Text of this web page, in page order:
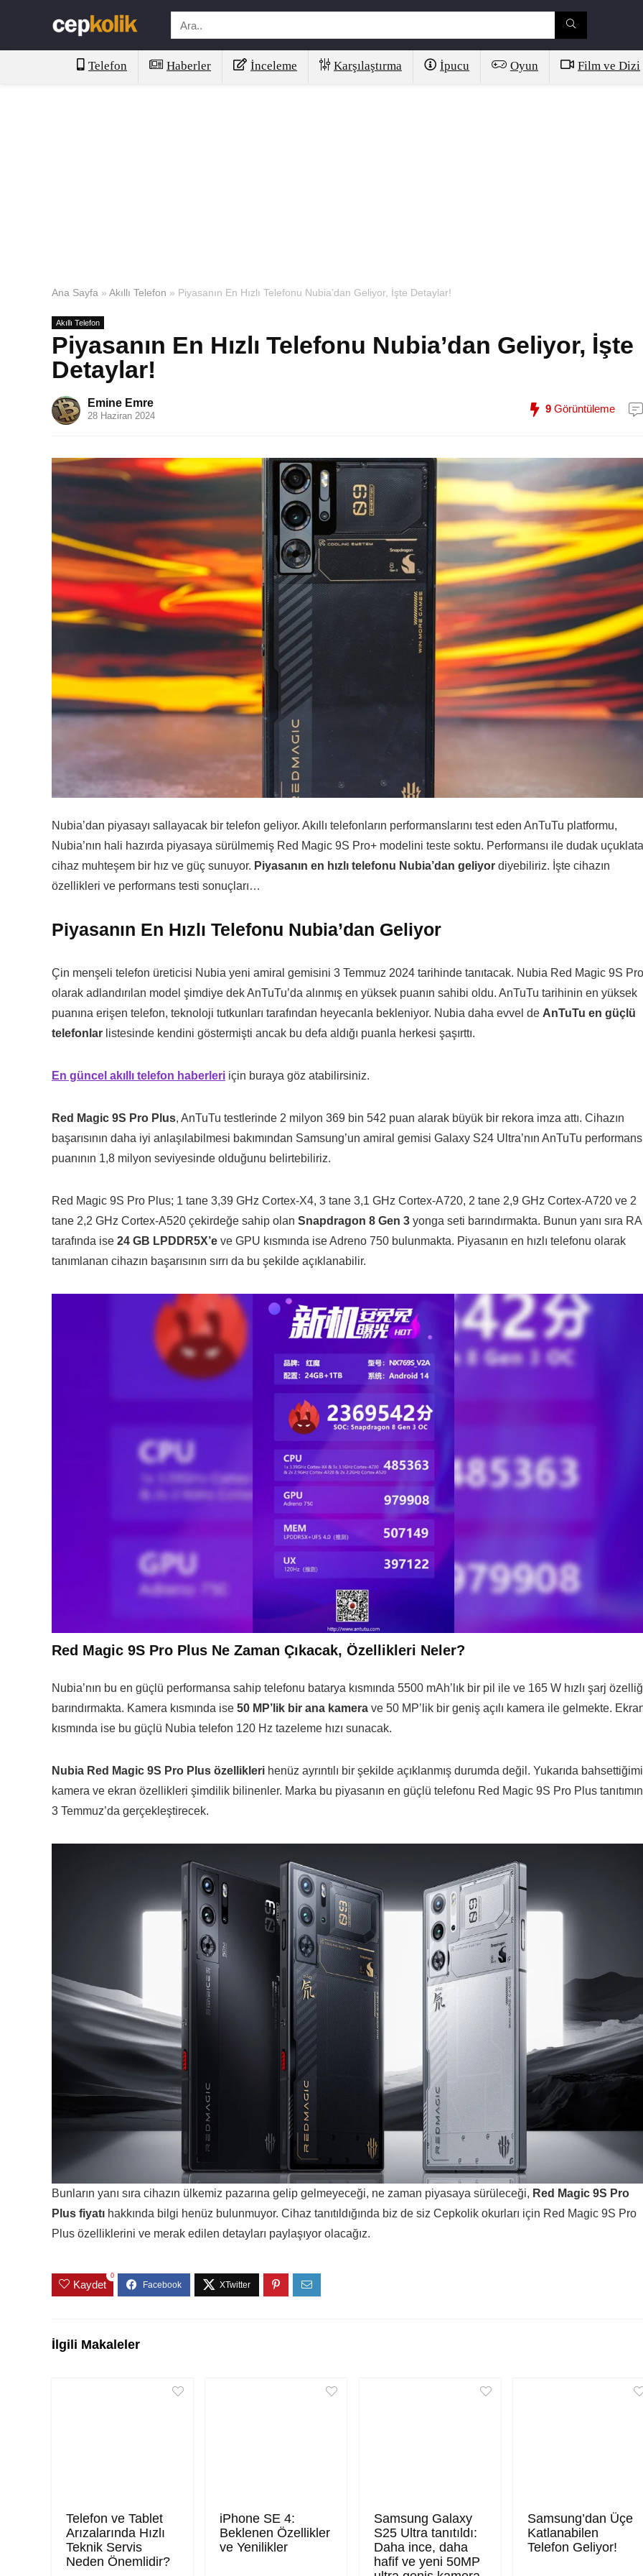
Telefon Haberler İnceleme Karşılaştırma İpucu Oyun Film ve Dizi
Ana Sayfa » Akıllı Telefon » Piyasanın En Hızlı Telefonu Nubia’dan Geliyor, İşte Detaylar!
Akıllı Telefon
Piyasanın En Hızlı Telefonu Nubia’dan Geliyor, İşte
Detaylar!
Emine Emre
28 Haziran 2024
9 Görüntüleme
Nubia’dan piyasayı sallayacak bir telefon geliyor. Akıllı telefonların performanslarını test eden AnTuTu platformu,
Nubia’nın hali hazırda piyasaya sürülmemiş Red Magic 9S Pro+ modelini teste soktu. Performansı ile dudak
cihaz muhteşem bir hız ve güç sunuyor. Piyasanın en hızlı telefonu Nubia’dan geliyor diyebiliriz. İşte cihazın
özellikleri ve performans testi sonuçları…
Piyasanın En Hızlı Telefonu Nubia’dan Geliyor
Çin menşeli telefon üreticisi Nubia yeni amiral gemisini 3 Temmuz 2024 tarihinde tanıtacak. Nubia Red Magic 9S
olarak adlandırılan model şimdiye dek AnTuTu’da alınmış en yüksek puanın sahibi oldu. AnTuTu tarihinin en yüksek
puanına erişen telefon, teknoloji tutkunları tarafından heyecanla bekleniyor. Nubia daha evvel de AnTuTu en güçlü
telefonlar listesinde kendini göstermişti ancak bu defa aldığı puanla herkesi şaşırttı.
En güncel akıllı telefon haberleri için buraya göz atabilirsiniz.
Red Magic 9S Pro Plus, AnTuTu testlerinde 2 milyon 369 bin 542 puan alarak büyük bir rekora imza attı. Cihazın
başarısının daha iyi anlaşılabilmesi bakımından Samsung’un amiral gemisi Galaxy S24 Ultra’nın AnTuTu performans
puanının 1,8 milyon seviyesinde olduğunu belirtebiliriz.
Red Magic 9S Pro Plus; 1 tane 3,39 GHz Cortex-X4, 3 tane 3,1 GHz Cortex-A720, 2 tane 2,9 GHz Cortex-A720 ve 2
tane 2,2 GHz Cortex-A520 çekirdeğe sahip olan Snapdragon 8 Gen 3 yonga seti barındırmakta. Bunun yanı sıra
tarafında ise 24 GB LPDDR5X’e ve GPU kısmında ise Adreno 750 bulunmakta. Piyasanın en hızlı telefonu olarak
tanımlanan cihazın başarısının sırrı da bu şekilde açıklanabilir.
Red Magic 9S Pro Plus Ne Zaman Çıkacak, Özellikleri Neler?
Nubia’nın bu en güçlü performansa sahip telefonu batarya kısmında 5500 mAh’lık bir pil ile ve 165 W hızlı şarj
barındırmakta. Kamera kısmında ise 50 MP’lik bir ana kamera ve 50 MP’lik bir geniş açılı kamera ile gelmekte.
kısmında ise bu güçlü Nubia telefon 120 Hz tazeleme hızı sunacak.
Nubia Red Magic 9S Pro Plus özellikleri henüz ayrıntılı bir şekilde açıklanmış durumda değil. Yukarıda
kamera ve ekran özellikleri şimdilik bilinenler. Marka bu piyasanın en güçlü telefonu Red Magic 9S Pro Plus
3 Temmuz’da gerçekleştirecek.
Bunların yanı sıra cihazın ülkemiz pazarına gelip gelmeyeceği, ne zaman piyasaya sürüleceği, Red Magic 9S Pro
Plus fiyatı hakkında bilgi henüz bulunmuyor. Cihaz tanıtıldığında biz de siz Cepkolik okurları için Red Magic 9S Pro
Plus özelliklerini ve merak edilen detayları paylaşıyor olacağız.
Kaydet
0
İlgili Makaleler
Telefon ve Tablet
Arızalarında Hızlı
Teknik Servis
Neden Önemlidir?
iPhone SE 4:
Beklenen Özellikler
ve Yenilikler
Samsung Galaxy
S25 Ultra tanıtıldı:
Daha ince, daha
hafif ve yeni 50MP
Samsung’dan Üçe
Katlanabilen
Telefon Geliyor!